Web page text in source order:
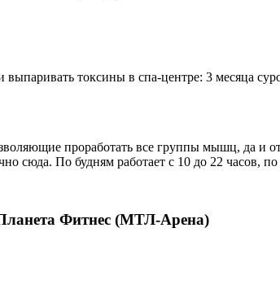
токсины в спа-центре: 3 месяца
проработать все группы мышц, да и
сюда. По будням работает с 10 до 22 часов,
Фитнес (МТЛ-Арена)